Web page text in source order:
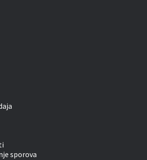
sporova